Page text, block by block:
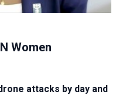
Women
attacks by day and